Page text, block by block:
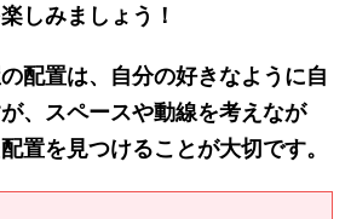
しみましょう！
配置は、自分の好きなように自
、スペースや動線を考えなが
置を見つけることが大切です。